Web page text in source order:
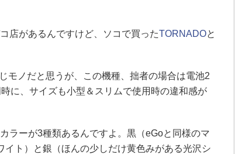
店があるんですけど、ソコで買ったTORNADOと
モノだと思うが、この機種、拙者の場合は電池2
に、サイズも小型＆スリムで使用時の違和感が
ラーが3種類あるんですよ。黒（eGoと同様のマ
イト）と銀（ほんの少しだけ黄色みがある光沢シ